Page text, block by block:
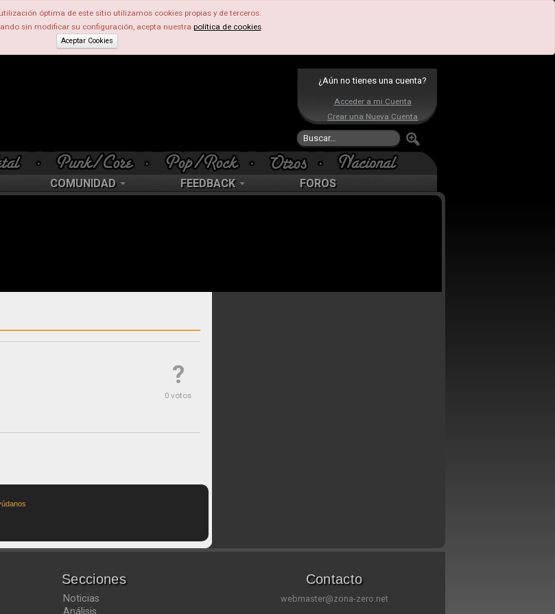
óptima de este sitio utilizamos cookies propias y de terceros.
sin modificar su configuración, acepta nuestra política de cookies.
Aceptar Cookies
¿Aún no tienes una cuenta?
Acceder a mi Cuenta
Crear una Nueva Cuenta
COMUNIDAD FEEDBACK FOROS
?
0 votos
Secciones
Noticias
Análisis
Contacto
webmaster@zona-zero.net